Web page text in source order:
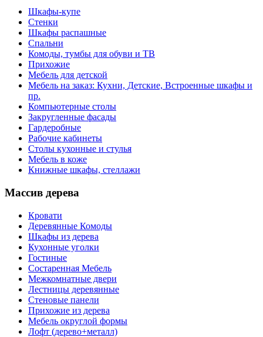
Шкафы-купе
Стенки
Шкафы распашные
Спальни
Комоды, тумбы для обуви и ТВ
Прихожие
Мебель для детской
Мебель на заказ: Кухни, Детские, Встроенные шкафы и
пр.
Компьютерные столы
Закругленные фасады
Гардеробные
Рабочие кабинеты
Столы кухонные и стулья
Мебель в коже
Книжные шкафы, стеллажи
Массив дерева
Кровати
Деревянные Комоды
Шкафы из дерева
Кухонные уголки
Гостиные
Состаренная Мебель
Межкомнатные двери
Лестницы деревянные
Стеновые панели
Прихожие из дерева
Мебель округлой формы
Лофт (дерево+металл)